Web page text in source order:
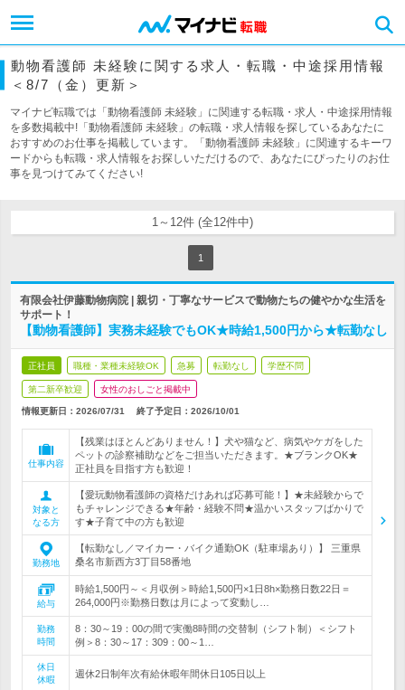
動物看護師 未経験に関する求人・転職・中途採用情報
＜8/7（金）更新＞
マイナビ転職では「動物看護師 未経験」に関連する転職・求人・中途採用情報
を多数掲載中!「動物看護師 未経験」の転職・求人情報を探しているあなたに
おすすめのお仕事を掲載しています。「動物看護師 未経験」に関連するキーワ
ードからも転職・求人情報をお探しいただけるので、あなたにぴったりのお仕
事を見つけてみてください!
1～12件 (全12件中)
1
有限会社伊藤動物病院 | 親切・丁寧なサービスで動物たちの健やかな生活を
サポート！
【動物看護師】実務未経験でもOK★時給1,500円から★転勤なし
正社員 職種・業種未経験OK 急募 転勤なし 学歴不問
第二新卒歓迎 女性のおしごと掲載中
情報更新日：2026/07/31 終了予定日： 2026/10/01
仕事内容
【残業はほとんどありません！】犬や猫など、病気やケガをした
ペットの診察補助などをご担当いただきます。★ブランクOK★
正社員を目指す方も歓迎！
対象と
なる方
【愛玩動物看護師の資格だけあれば応募可能！】★未経験からで
もチャレンジできる★年齢・経験不問★温かいスタッフばかりで
す★子育て中の方も歓迎
勤務地
【転勤なし／マイカー・バイク通勤OK（駐車場あり）】 三重県
桑名市新西方3丁目58番地
給与
時給1,500円～＜月収例＞時給1,500円×1日8h×勤務日数22日＝
264,000円※勤務日数は月によって変動し…
勤務
時間
8：30～19：00の間で実働8時間の交替制（シフト制）＜シフト
例＞8：30～17：309：00～1…
休日
休暇
週休2日制年次有給休暇年間休日105日以上